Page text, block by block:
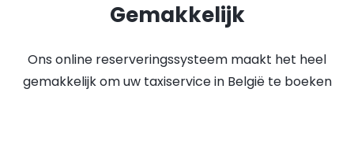
Gemakkelijk
Ons online reserveringssysteem maakt het heel
gemakkelijk om uw taxiservice in België te boeken